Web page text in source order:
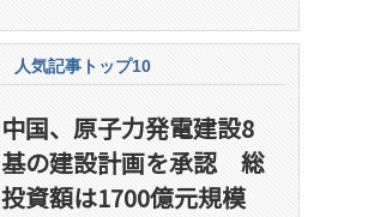
人気記事トップ10
中国、原子力発電建設8
基の建設計画を承認 総
投資額は1700億元規模